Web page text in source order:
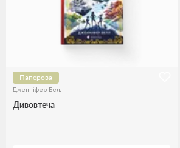
Паперова
Дженніфер Белл
Дивовтеча